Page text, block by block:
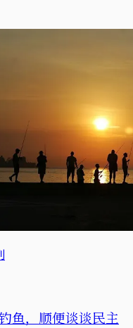
鱼，顺便谈谈民主